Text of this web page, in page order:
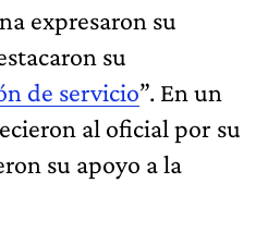
expresaron su
su
de servicio”. En un
al oficial por su
su apoyo a la